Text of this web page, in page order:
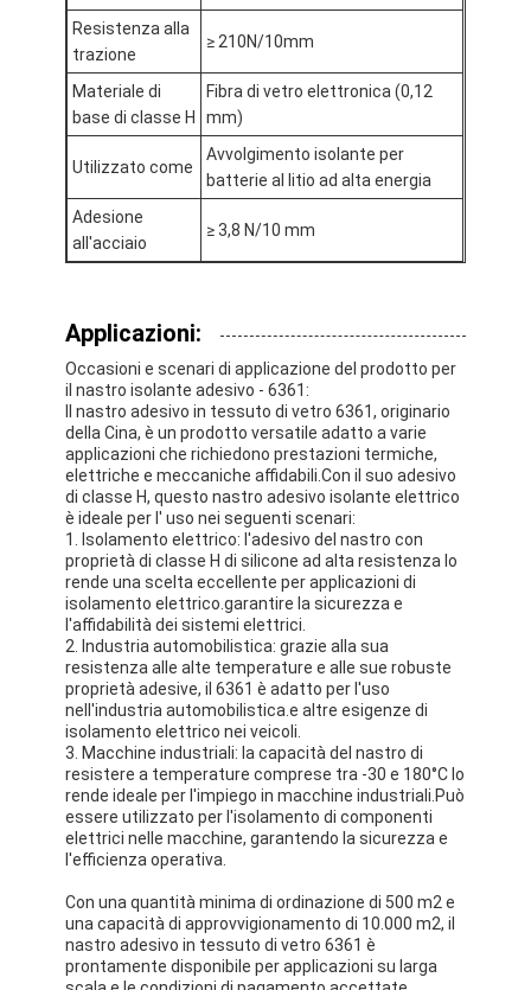
Panno della vetroresina del di alluminio
Nastro della tela della stagnola
Nastro di condotta del panno
Doppio nastro adesivo parteggiato
Tavola di isolamento elettrico
Resistenza alla
trazione
≥ 210N/10mm
Materiale di
base di classe H
Fibra di vetro elettronica (0,12
mm)
Utilizzato come
Avvolgimento isolante per
batterie al litio ad alta energia
Adesione
all'acciaio
≥ 3,8 N/10 mm
Applicazioni:
Occasioni e scenari di applicazione del prodotto per
il nastro isolante adesivo - 6361:
Il nastro adesivo in tessuto di vetro 6361, originario
della Cina, è un prodotto versatile adatto a varie
applicazioni che richiedono prestazioni termiche,
elettriche e meccaniche affidabili.Con il suo adesivo
di classe H, questo nastro adesivo isolante elettrico
è ideale per l' uso nei seguenti scenari:
1. Isolamento elettrico: l'adesivo del nastro con
proprietà di classe H di silicone ad alta resistenza lo
rende una scelta eccellente per applicazioni di
isolamento elettrico.garantire la sicurezza e
l'affidabilità dei sistemi elettrici.
2. Industria automobilistica: grazie alla sua
resistenza alle alte temperature e alle sue robuste
proprietà adesive, il 6361 è adatto per l'uso
nell'industria automobilistica.e altre esigenze di
isolamento elettrico nei veicoli.
3. Macchine industriali: la capacità del nastro di
resistere a temperature comprese tra -30 e 180°C lo
rende ideale per l'impiego in macchine industriali.Può
essere utilizzato per l'isolamento di componenti
elettrici nelle macchine, garantendo la sicurezza e
l'efficienza operativa.
Con una quantità minima di ordinazione di 500 m2 e
una capacità di approvvigionamento di 10.000 m2, il
nastro adesivo in tessuto di vetro 6361 è
prontamente disponibile per applicazioni su larga